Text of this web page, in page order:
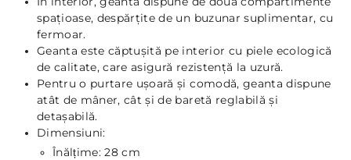
spaţioase, despărţite de un buzunar suplimentar, cu
fermoar.
Geanta este căptuşită pe interior cu piele ecologică
de calitate, care asigură rezistenţă la uzură.
Pentru o purtare uşoară şi comodă, geanta dispune
atât de mâner, cât şi de baretă reglabilă şi
detaşabilă.
Dimensiuni:
Înălțime: 28 cm